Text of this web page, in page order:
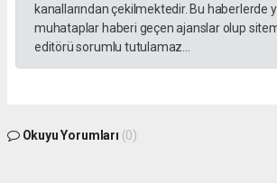
kanallarından çekilmektedir. Bu haberlerde
muhataplar haberi geçen ajanslar olup
editörü sorumlu tutulamaz...
Okuyu Yorumları (0)